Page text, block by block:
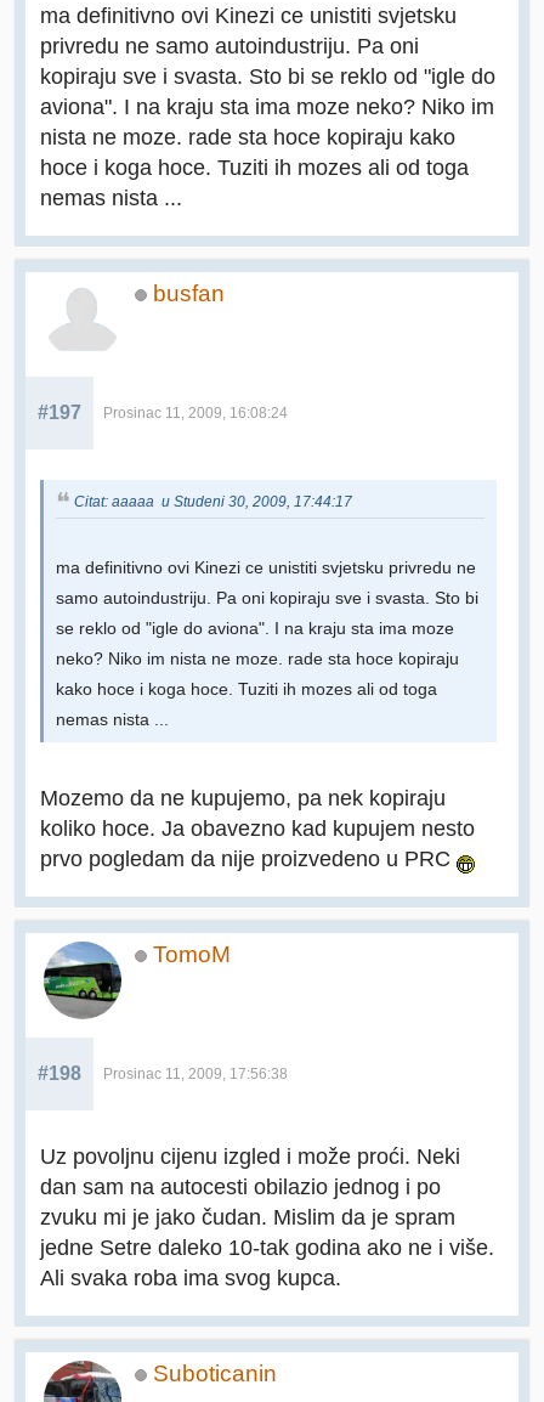
ma definitivno ovi Kinezi ce unistiti svjetsku
privredu ne samo autoindustriju. Pa oni
kopiraju sve i svasta. Sto bi se reklo od "igle do
aviona". I na kraju sta ima moze neko? Niko im
nista ne moze. rade sta hoce kopiraju kako
hoce i koga hoce. Tuziti ih mozes ali od toga
nemas nista ...
busfan
#197 Prosinac 11, 2009, 16:08:24
Citat: aaaaa u Studeni 30, 2009, 17:44:17
ma definitivno ovi Kinezi ce unistiti svjetsku privredu ne
samo autoindustriju. Pa oni kopiraju sve i svasta. Sto bi
se reklo od "igle do aviona". I na kraju sta ima moze
neko? Niko im nista ne moze. rade sta hoce kopiraju
kako hoce i koga hoce. Tuziti ih mozes ali od toga
nemas nista ...
Mozemo da ne kupujemo, pa nek kopiraju
koliko hoce. Ja obavezno kad kupujem nesto
prvo pogledam da nije proizvedeno u PRC
TomoM
#198 Prosinac 11, 2009, 17:56:38
Uz povoljnu cijenu izgled i može proći. Neki
dan sam na autocesti obilazio jednog i po
zvuku mi je jako čudan. Mislim da je spram
jedne Setre daleko 10-tak godina ako ne i više.
Ali svaka roba ima svog kupca.
Suboticanin